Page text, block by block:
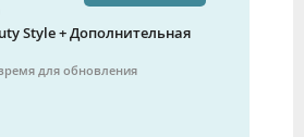
Style + Дополнительная
для обновления